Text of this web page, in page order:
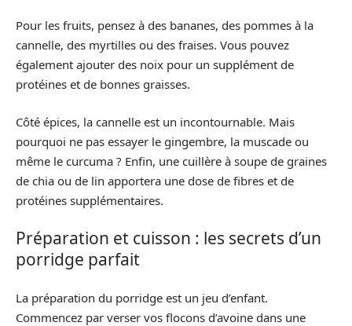
Pour les fruits, pensez à des bananes, des pommes à la
cannelle, des myrtilles ou des fraises. Vous pouvez
également ajouter des noix pour un supplément de
protéines et de bonnes graisses.
Côté épices, la cannelle est un incontournable. Mais
pourquoi ne pas essayer le gingembre, la muscade ou
même le curcuma ? Enfin, une cuillère à soupe de graines
de chia ou de lin apportera une dose de fibres et de
protéines supplémentaires.
Préparation et cuisson : les secrets d’un
porridge parfait
La préparation du porridge est un jeu d’enfant.
Commencez par verser vos flocons d’avoine dans une